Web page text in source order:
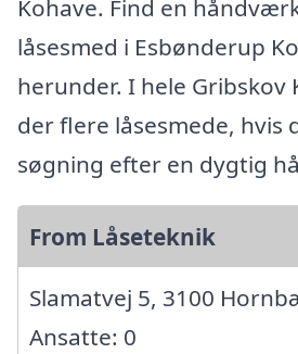
Kohave. Find en
låsesmed i Esbønderup
herunder. I hele Gribskov
der flere låsesmede, hvis
søgning efter en dygtig
From Låseteknik
Slamatvej 5, 3100
Ansatte: 0